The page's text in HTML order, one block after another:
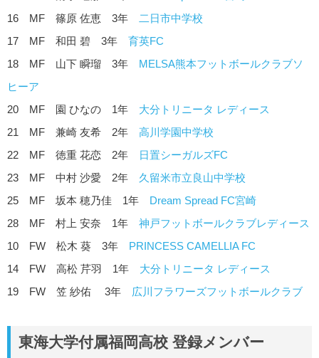
16 MF 篠原 佐恵 3年
二日市中学校
17 MF 和田 碧 3年 育英FC
18 MF 山下 瞬瑠 3年 MELSA熊本フットボールクラブソ
ヒーア
20 MF 園 ひなの 1年 大分トリニータ レディース
21 MF 兼崎 友希 2年 高川学園中学校
22 MF 徳重 花恋 2年
日置シーガルズFC
23 MF 中村 沙愛 2年 久留米市立良山中学校
25 MF 坂本 穂乃佳 1年 Dream Spread FC宮崎
28 MF 村上 安奈 1年 神戸フットボールクラブレディース
10 FW 松木 葵 3年 PRINCESS CAMELLIA FC
14 FW 高松 芹羽 1年 大分トリニータ レディース
19 FW 笠 紗佑 3年 広川フラワーズフットボールクラブ
東海大学付属福岡高校 登録メンバー